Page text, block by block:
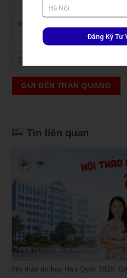
GỬI ĐẾN TRẦN QUANG
Tin liên quan
Hội thảo du học Hàn Quốc 2026:
Đăng Ký Tư